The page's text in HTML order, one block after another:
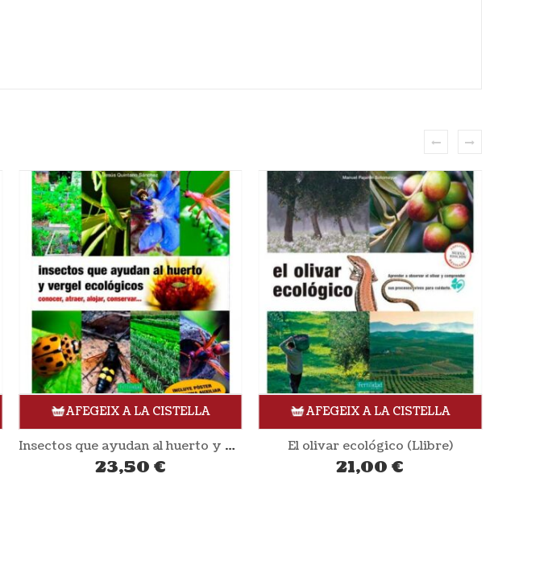
AFEGEIX A LA CISTELLA
Insectos que ayudan al huerto y vergel ecológicos (Llibre)
23,50 €
AFEGEIX A LA CISTELLA
El olivar ecológico (Llibre)
21,00 €